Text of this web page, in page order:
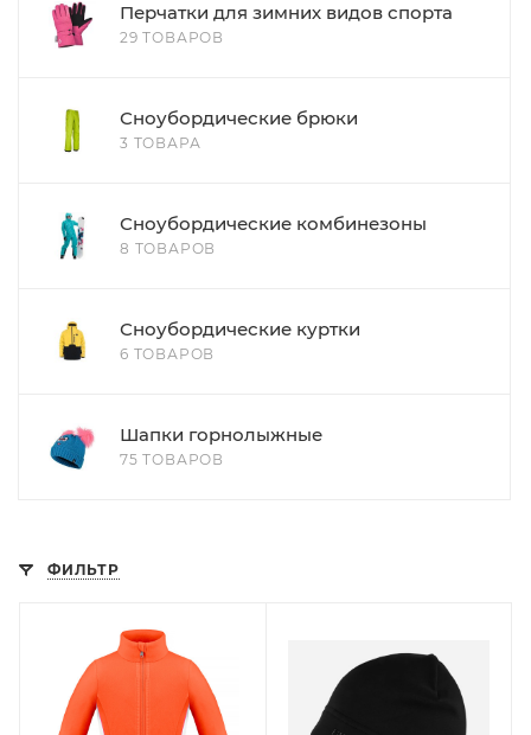
Перчатки для зимних видов спорта
29 ТОВАРОВ
Сноубордические брюки
3 ТОВАРА
Сноубордические комбинезоны
8 ТОВАРОВ
Сноубордические куртки
6 ТОВАРОВ
Шапки горнолыжные
75 ТОВАРОВ
ФИЛЬТР